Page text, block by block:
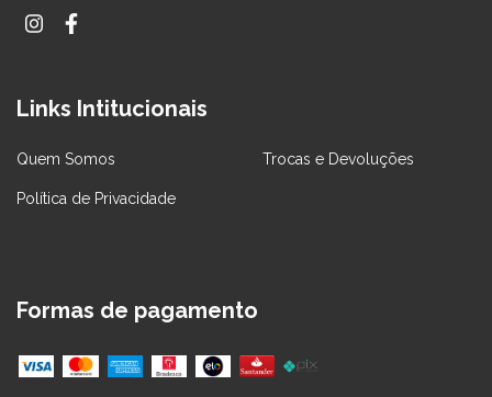
Links Intitucionais
Quem Somos Trocas e Devoluções
Política de Privacidade
Formas de pagamento